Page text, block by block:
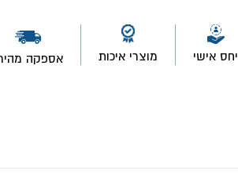
"צ'וקליין"-
יחס אישי מוצרי איכות אספקה